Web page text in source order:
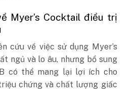
Myer’s Cocktail điều trị
cứu về việc sử dụng Myer’s
ngủ và lo âu, nhưng bổ sung
có thể mang lại lợi ích cho
chứng và chất lượng giấc